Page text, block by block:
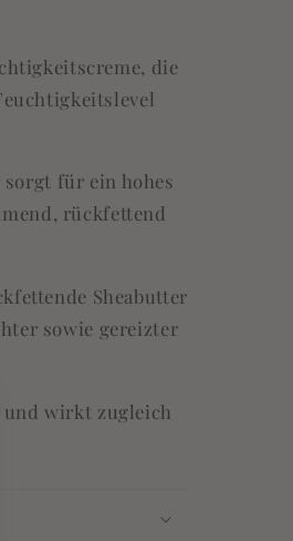
die
für ein hohes
rückfettend
Sheabutter
sowie gereizter
und wirkt zugleich